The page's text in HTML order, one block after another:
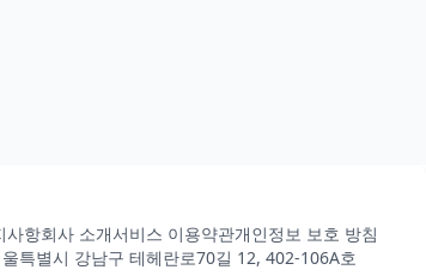
사항회사 소개서비스 이용약관개인정보 보호 방침
특별시 강남구 테헤란로70길 12, 402-106A호